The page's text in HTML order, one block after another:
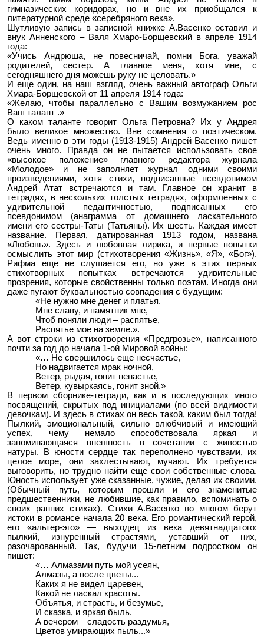
гимназических коридорах, но и вне их приобщался к
литературной среде «серебряного века».
Шутливую запись в записной книжке А.Васенко оставил и
внук Анненского – Валя Хмаро-Борщевский в апреле 1914
года:
«Учись Андрюша, не повесничай, помни Бога, уважай
родителей, сестер. А главное меня, хотя мне, с
сегодняшнего дня можешь руку не целовать.»
И еще один, на наш взгляд, очень важный автограф Ольги
Хмара-Борщевской от 11 апреля 1914 года:
«Желаю, чтобы параллельно с Вашим возмужаниемрос
Ваш талант .»
О каком таланте говорит Ольга Петровна? Их у Андрея
было великое множество. Вне сомнения о поэтическом.
Ведь именно в эти годы (1913-1915) Андрей Васенко пишет
очень много. Правда он не пытается использовать свое
«высокое положение» главного редактора журнала
«Молодое» и не заполняет журнал одними своими
произведениями, хотя стихи, подписанные псевдонимом
Андрей Атат встречаются и там. Главное он хранит в
тетрадях, в нескольких толстых тетрадях, оформленных с
удивительной педантичностью, подписанных его
псевдонимом (анаграмма от домашнего ласкательного
имени его сестры-Таты (Татьяны). Их шесть. Каждая имеет
название. Первая, датированная 1913 годом, названа
«Любовь». Здесь и любовная лирика, и первые попытки
осмыслить этот мир (стихотворения «Жизнь», «Я», «Бог»).
Рифма еще не слушается его, но уже в этих первых
стихотворных попытках встречаются удивительные
прозрения, которые свойственны только поэтам. Иногда они
даже пугают буквальностью совпадения с будущим:
«Не нужно мне денег и платья.
Мне славу, и памятник мне,
Чтоб поняли люди – распятье,
Распятье мое на земле.».
А вот строки из стихотворения «Предгрозье», написанного
почти за год до начала 1-ой Мировой войны:
«… Не свершилось еще несчастье,
Но надвигается мрак ночной,
Ветер, рыдая, гонит ненастье,
Ветер, кувыркаясь, гонит зной.»
В первом сборнике-тетради, как и в последующих много
посвящений, скрытых под инициалами (по всей видимости
девочкам). И здесь в стихах он весь такой, каким был тогда!
Пылкий, эмоциональный, сильно влюбчивый и имеющий
успех, чему немало способствовала яркая и
запоминающаяся внешность в сочетании с живостью
натуры. В юности сердце так переполнено чувствами, их
целое море, они захлестывают, мучают. Их требуется
выговорить, но трудно найти еще свои собственные слова.
Юность использует уже сказанные, чужие, делая их своими.
(Обычный путь, которым прошли и его знаменитые
предшественники, не любившие, как правило, вспоминать о
своих ранних стихах). Стихи А.Васенко во многом берут
истоки в романсе начала 20 века. Его романтический герой,
его «альтер-эго» — выходец из века девятнадцатого:
пылкий, изнуренный страстями, уставший от них,
разочарованный. Так, будучи 15-летним подростком он
пишет:
«… Алмазами путь мой усеян,
Алмазы, а после цветы...
Каких я не видел царевен,
Какой не ласкал красоты.
Объятья, и страсть, и безумье,
И сказка, и яркая быль.
А вечером – сладость раздумья,
Цветов умирающих пыль...»